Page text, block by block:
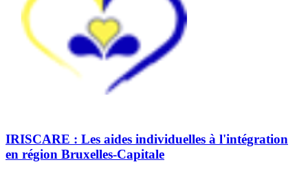
IRISCARE : Les aides individuelles à l'intégration
en région Bruxelles-Capitale